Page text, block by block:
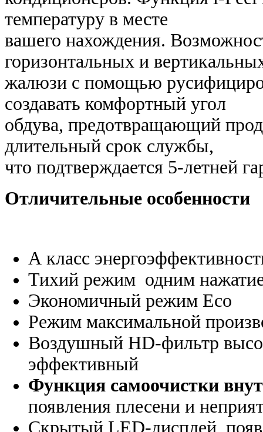
температуру в месте
вашего нахождения.
горизонтальных и
жалюзи с помощью
создавать комфортный угол
обдува, предотвращающий
длительный срок службы,
что подтверждается 5-летней
Отличительные особенности
А класс
Тихий режим одним
Экономичный режим Eco
Режим максимальной
Воздушный HD-фильтр
эффективный
Функция самоочистки
появления плесени и
Скрытый LED-дисплей,